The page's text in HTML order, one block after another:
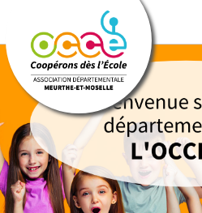
L'OCCE
GERER SA COOPERATIVE
ACTIONS PEDAGOGIQUES